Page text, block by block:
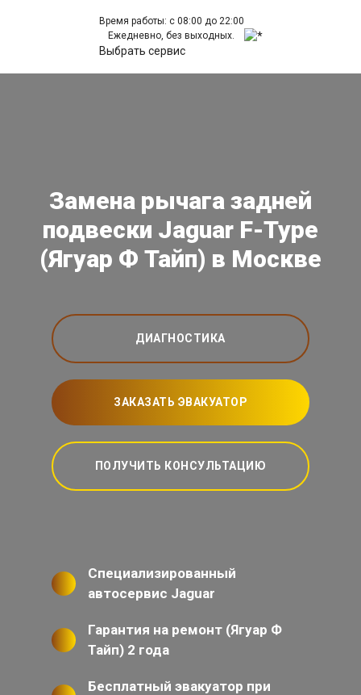
Время работы: с 08:00 до 22:00
Ежедневно, без выходных.
Выбрать сервис
Замена рычага задней
подвески Jaguar F-Type
(Ягуар Ф Тайп) в Москве
ДИАГНОСТИКА
ЗАКАЗАТЬ ЭВАКУАТОР
ПОЛУЧИТЬ КОНСУЛЬТАЦИЮ
Специализированный
автосервис Jaguar
Гарантия на ремонт (Ягуар Ф
Тайп) 2 года
Бесплатный эвакуатор при